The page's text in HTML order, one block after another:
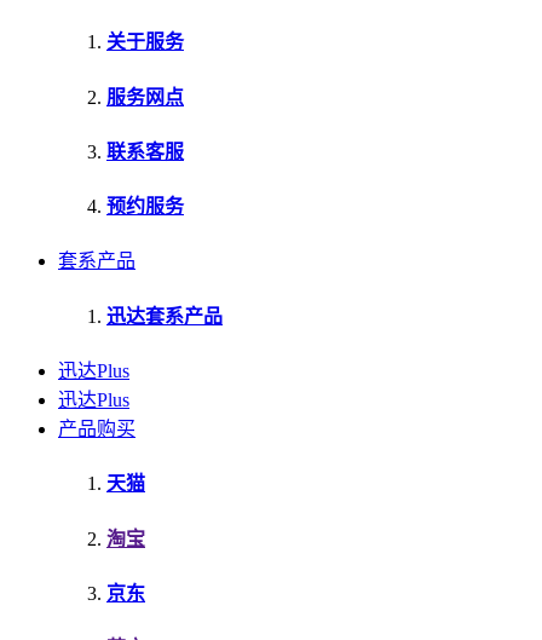
关于服务
服务网点
联系客服
预约服务
套系产品
迅达套系产品
迅达Plus
迅达Plus
产品购买
天猫
淘宝
京东